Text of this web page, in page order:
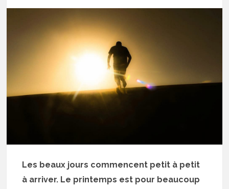
Les beaux jours commencent petit à petit
à arriver. Le printemps est pour beaucoup